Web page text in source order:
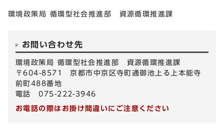
環境政策局 循環型社会推進部 資源循環推進課
お問い合わせ先
環境政策局 循環型社会推進部 資源循環推進課
〒604-8571 京都市中京区寺町通御池上る上本能寺
前町488番地
電話 075-222-3946
お電話の際はお掛け間違いにご注意ください